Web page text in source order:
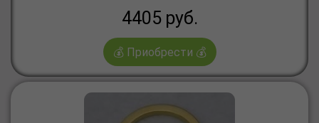
4405 руб.
💰 Приобрести 💰